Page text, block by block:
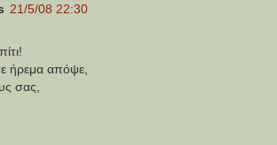
21/5/08 22:30
ήρεμα απόψε,
σας,